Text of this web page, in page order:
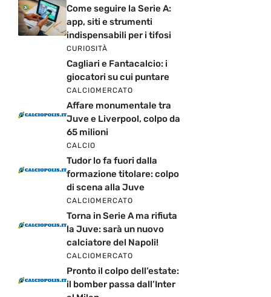
Come seguire la Serie A:
app, siti e strumenti
indispensabili per i tifosi
CURIOSITÀ
Cagliari e Fantacalcio: i
giocatori su cui puntare
CALCIOMERCATO
Affare monumentale tra
Juve e Liverpool, colpo da
65 milioni
CALCIO
Tudor lo fa fuori dalla
formazione titolare: colpo
di scena alla Juve
CALCIOMERCATO
Torna in Serie A ma rifiuta
la Juve: sarà un nuovo
calciatore del Napoli!
CALCIOMERCATO
Pronto il colpo dell’estate:
il bomber passa dall’Inter